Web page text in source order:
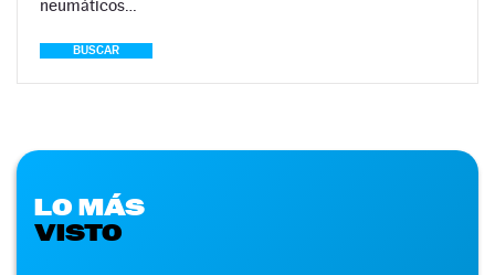
neumáticos…
BUSCAR
LO MÁS
VISTO